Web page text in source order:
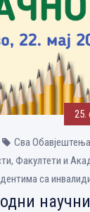
25.
Сва
Факултети и
са